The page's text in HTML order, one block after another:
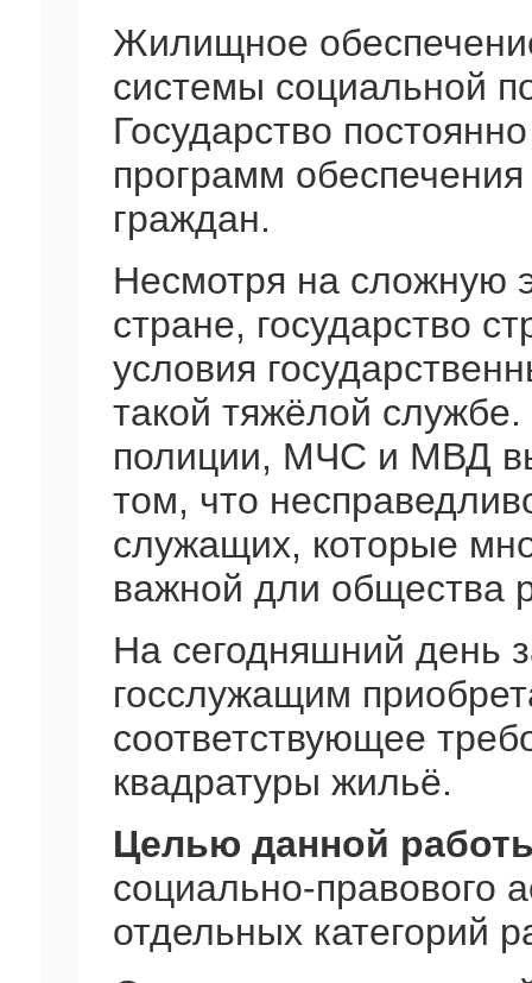
Жилищное
системы социальной
Государство
программ
граждан.
Несмотря на сложную
стране, государство
условия
такой тяжёлой
полиции, МЧС и МВД
том, что
служащих, которые
важной дли общества
На сегодняшний день
госслужащим
соответствующее
квадратуры жильё.
Целью данной
социально-правового
отдельных категорий